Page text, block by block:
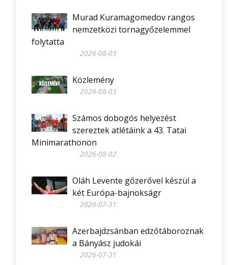
Murad Kuramagomedov rangos
nemzetközi tornagyőzelemmel
folytatta
2026-08-03
Közlemény
2026-08-03
Számos dobogós helyezést
szereztek atlétáink a 43. Tatai
Minimarathonon
2026-08-02
Oláh Levente gőzerővel készül a
két Európa-bajnokságr
2026-07-31
Azerbajdzsánban edzőtáboroznak
a Bányász judokái
2026-07-31